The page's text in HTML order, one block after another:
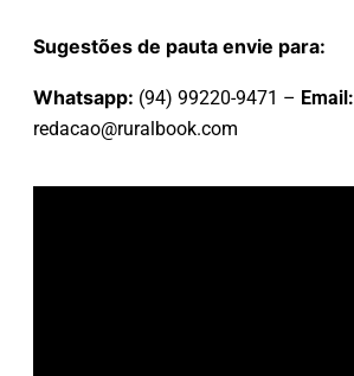
Sugestões de pauta envie para:
Whatsapp: (94) 99220-9471 – Email:
redacao@ruralbook.com